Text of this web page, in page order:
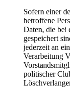
Sofern einer
betroffene
Daten, die bei
gespeichert
jederzeit an
Verarbeitung
politischer